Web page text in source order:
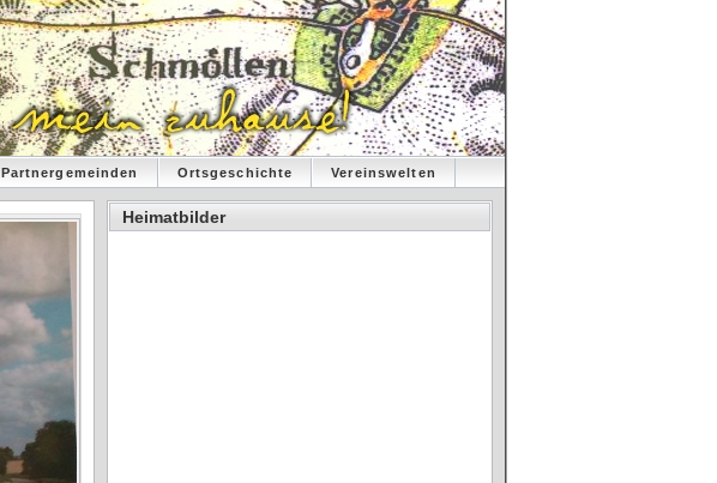
Partnergemeinden Ortsgeschichte Vereinswelten
Heimatbilder